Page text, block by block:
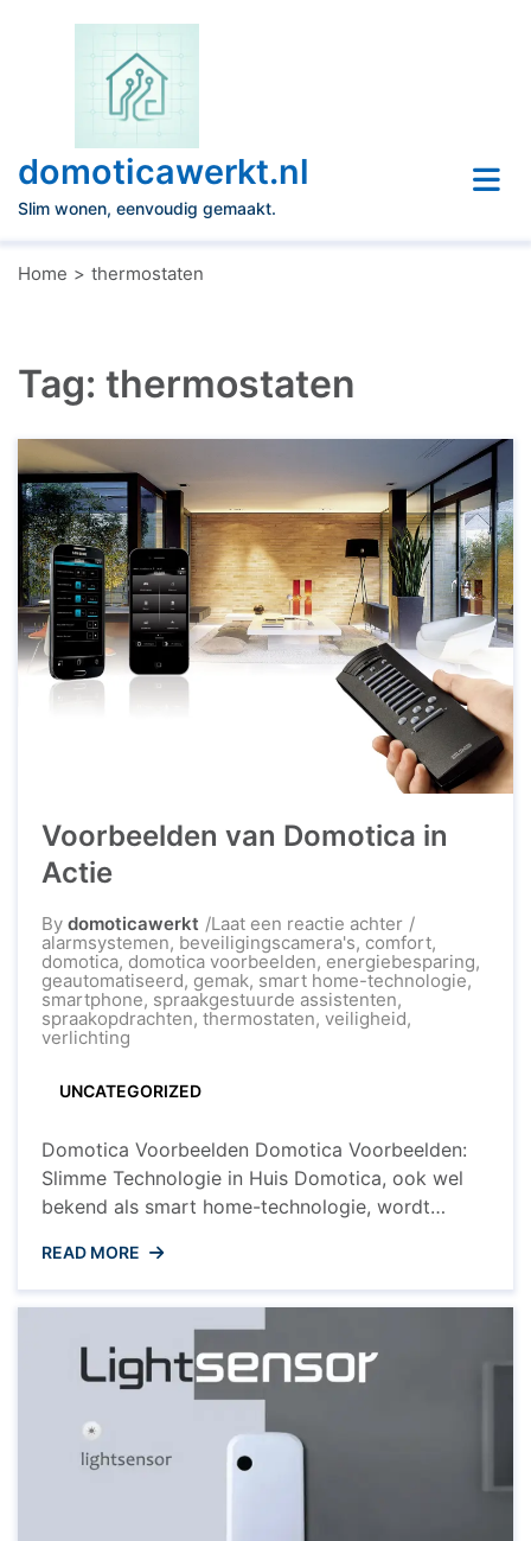
domoticawerkt.nl
Slim wonen, eenvoudig gemaakt.
Home thermostaten
Tag: thermostaten
Voorbeelden van Domotica in
Actie
By domoticawerkt Laat een reactie achterop
Voorbeelden
van
Domotica
Actie
alarmsystemen, beveiligingscamera's, comfort,
domotica, domotica voorbeelden, energiebesparing,
geautomatiseerd, gemak, smart home-technologie,
smartphone, spraakgestuurde assistenten,
spraakopdrachten, thermostaten, veiligheid,
verlichting
UNCATEGORIZED
Domotica Voorbeelden Domotica Voorbeelden:
Slimme Technologie in Huis Domotica, ook wel
bekend als smart home-technologie, wordt
Met domotica kunnen verschillende aspecten van
een huis geautomatiseerd en op afstand bediend
veiligheid van bewoners verbeterd wordt.
Benieuwd naar enkele voorbeelden van
domotica-toepassingen? Hier ...
READ MORE